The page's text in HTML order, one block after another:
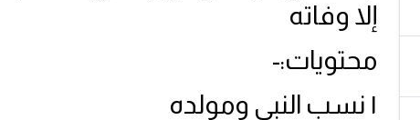
إلا وفاته
محتويات:-
١ نسب النبي ومولده